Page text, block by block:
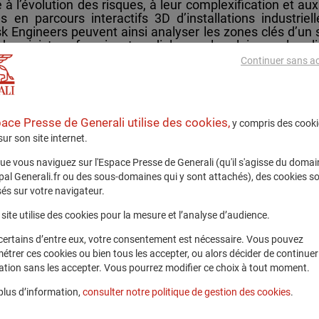
l’évolution des risques, à leur complexification et
en parcours interactifs 3D d’installations
Engineers peuvent ainsi analyser les zones clés
sinistres, favorisant un dialogue plus clair avec les
la sensibilisation des clients grâce à des
détaillée l’évolution d’incidents tels que les
contre les inondations, la plateforme permet de
de prévention.
tous les Risk Engineers GC&C de Generali. Dans
des incidents et les recommandations, seront
& Loss Prevention de GC&C, a déclaré :«
la prévention des sinistres. Dans le cadre du Next
évolutives qui soutiennent les
Des recommandations pragmatiques et
reliant formation technique et engagement commercial,
et les stratégies d’atténuation. »
avec Vection Technologies, sélectionnée
Innovation Fund. Les capacités immersives et de
des sites industriels et de simuler des scénarios
Presse de Generali utilise des cookies,y compris des
son site internet.
vous naviguez sur l'Espace Presse de Generali (qu'il s'agisse du
Generali.fr ou des sous-domaines qui y sont attachés), des cookies
sur votre navigateur.
utilise des cookies pour la mesure et l’analyse d’audience.
d’entre eux, votre consentement est nécessaire. Vous pouvez
ces cookies ou bien tous les accepter, ou alors décider de
sans les accepter. Vous pourrez modifier ce choix à tout moment.
d’information, consulter notre politique de gestion des cookies.
Continuer sans